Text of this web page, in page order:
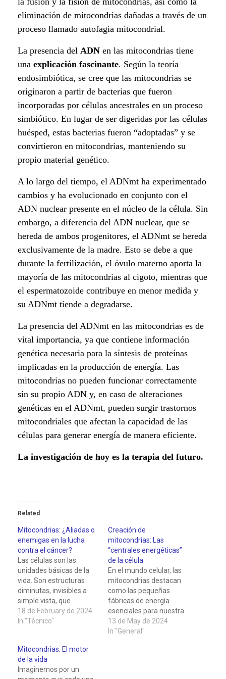
eliminación de mitocondrias dañadas a través de un
proceso llamado autofagia mitocondrial.
La presencia del ADN en las mitocondrias tiene
una explicación fascinante. Según la teoría
endosimbiótica, se cree que las mitocondrias se
originaron a partir de bacterias que fueron
incorporadas por células ancestrales en un proceso
simbiótico. En lugar de ser digeridas por las células
huésped, estas bacterias fueron “adoptadas” y se
convirtieron en mitocondrias, manteniendo su
propio material genético.
A lo largo del tiempo, el ADNmt ha experimentado
cambios y ha evolucionado en conjunto con el
ADN nuclear presente en el núcleo de la célula. Sin
embargo, a diferencia del ADN nuclear, que se
hereda de ambos progenitores, el ADNmt se hereda
exclusivamente de la madre. Esto se debe a que
durante la fertilización, el óvulo materno aporta la
mayoría de las mitocondrias al cigoto, mientras que
el espermatozoide contribuye en menor medida y
su ADNmt tiende a degradarse.
La presencia del ADNmt en las mitocondrias es de
vital importancia, ya que contiene información
genética necesaria para la síntesis de proteínas
implicadas en la producción de energía. Las
mitocondrias no pueden funcionar correctamente
sin su propio ADN y, en caso de alteraciones
genéticas en el ADNmt, pueden surgir trastornos
mitocondriales que afectan la capacidad de las
células para generar energía de manera eficiente.
La investigación de hoy es la terapia del futuro.
Related
Mitocondrias: ¿Aliadas o
enemigas en la lucha
contra el cáncer?
Las células son las
unidades básicas de la
vida. Son estructuras
diminutas, invisibles a
simple vista, que
conforman todos los
tejidos y órganos de
miniatura, con una
organización compleja y
una variedad de
18 de February de 2024
In "Técnico"
Creación de
mitocondrias: Las
“centrales energéticas”
de la célula.
En el mundo celular, las
mitocondrias destacan
como las pequeñas
fábricas de energía
esenciales para nuestra
vitalidad. Estas
organelas desempeñan
13 de May de 2024
In "General"
Mitocondrias: El motor
de la vida
Imaginemos por un